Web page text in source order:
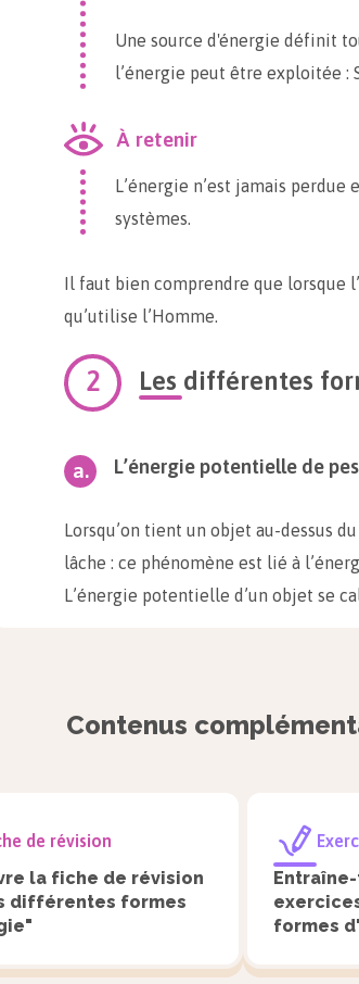
Une source d'énergie définit
l’énergie peut être exploitée :
À retenir
L’énergie n’est jamais
systèmes.
Il faut bien comprendre que lorsque
qu’utilise l’Homme.
Les différentes
L’énergie potentielle de
Lorsqu’on tient un objet au-dessus
lâche : ce phénomène est lié à
L’énergie potentielle d’un objet se
Définition
L’énergie potentielle de
induite par sa masse et par le
Contenus
de révision
la fiche de révision
différentes formes
formes